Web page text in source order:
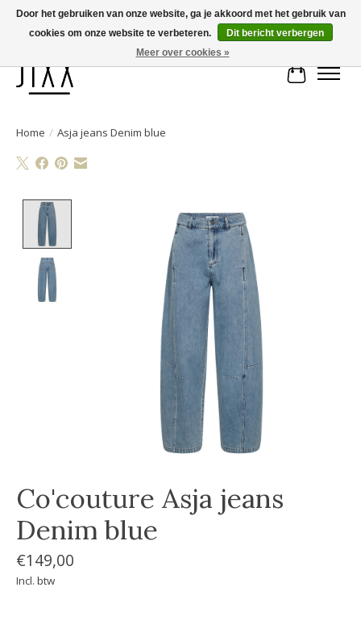
Voor 14.00 uur besteld, vandaag verstuurd | Gratis verzending vanaf € 75
Home / Asja jeans Denim blue
Product image slideshow Items
Co'couture Asja jeans
Denim blue
€149,00
Incl. btw
Door het gebruiken van onze website, ga je akkoord met het gebruik van
cookies om onze website te verbeteren.
Dit bericht verbergen
Meer over cookies »